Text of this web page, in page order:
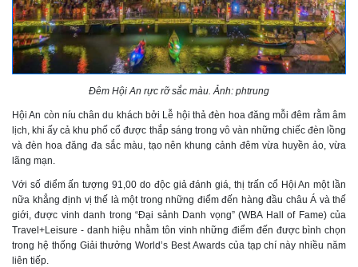
Đêm Hội An rực rỡ sắc màu. Ảnh: phtrung
Hội An còn níu chân du khách bởi Lễ hội thả đèn hoa đăng mỗi đêm rằm âm
lịch, khi ấy cả khu phố cổ được thắp sáng trong vô vàn những chiếc đèn lồng
và đèn hoa đăng đa sắc màu, tạo nên khung cảnh đêm vừa huyền ảo, vừa
lãng mạn.
Với số điểm ấn tượng 91,00 do độc giả đánh giá, thị trấn cổ Hội An một lần
nữa khẳng định vị thế là một trong những điểm đến hàng đầu châu Á và thế
giới, được vinh danh trong “Đại sảnh Danh vọng” (WBA Hall of Fame) của
Travel+Leisure - danh hiệu nhằm tôn vinh những điểm đến được bình chọn
trong hệ thống Giải thưởng World’s Best Awards của tạp chí này nhiều năm
liên tiếp.